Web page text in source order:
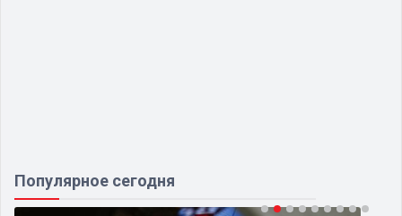
Популярное сегодня